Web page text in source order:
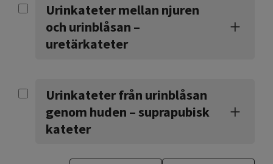
Urinkateter mellan njuren
och urinblåsan –
uretärkateter
Urinkateter från urinblåsan
genom huden – suprapubisk
kateter